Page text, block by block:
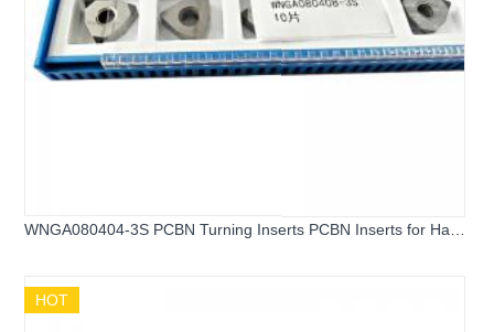
WNGA080404-3S PCBN Turning Inserts PCBN Inserts for Hard
HOT